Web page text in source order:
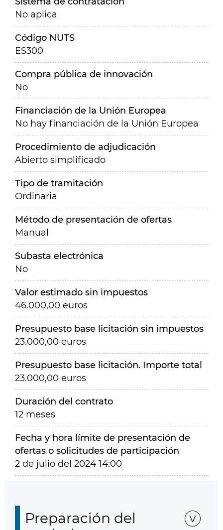
No aplica
Código NUTS
ES300
Compra pública de innovación
No
Financiación de la Unión Europea
No hay financiación de la Unión Europea
Procedimiento de adjudicación
Abierto simplificado
Tipo de tramitación
Ordinaria
Método de presentación de ofertas
Manual
Subasta electrónica
No
Valor estimado sin impuestos
46.000,00 euros
Presupuesto base licitación sin impuestos
23.000,00 euros
Presupuesto base licitación. Importe total
23.000,00 euros
Duración del contrato
12 meses
Fecha y hora límite de presentación de
ofertas o solicitudes de participación
2 de julio del 2024 14:00
Preparación del